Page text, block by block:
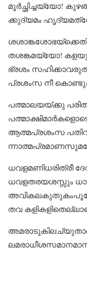
മൂർച്ഛിച്ചയ്യോ!
ക്കുദ്യമം
തശങ്കമയ്യോ!
ഭ്രശം
പ്രശംസ നീ
പത്മാലയയ്ക്കു
ആത്മപ്രശംസ
ധവളമണിധരിത്രീ
ധവളതരയശസ്സും
തവ